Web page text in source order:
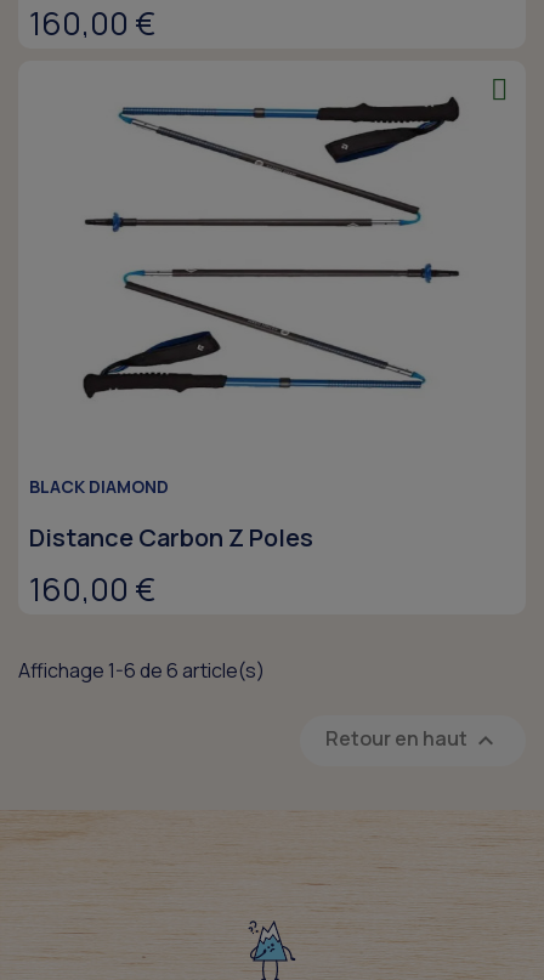
160,00 €
BLACK DIAMOND
Distance Carbon Z Poles
160,00 €
Affichage 1-6 de 6 article(s)
Retour en haut 